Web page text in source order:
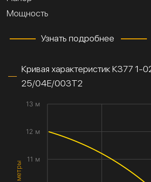
Мощность
Узнать подробнее
Кривая характеристик К377 1-
25/04Е/003Т2
11 м
12 м
13 м